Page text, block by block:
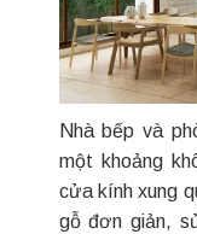
Nhà bếp và
một khoảng
cửa kính xung
gỗ đơn giản,